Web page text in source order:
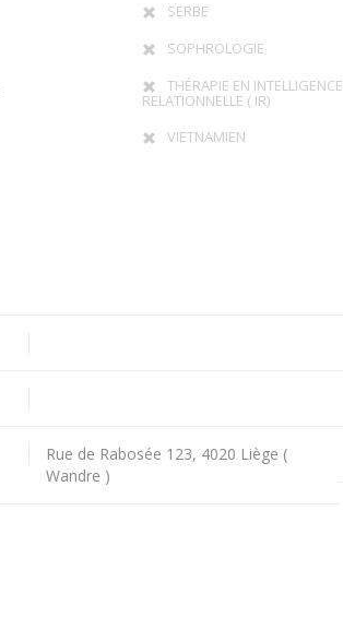
SERBE
SOPHROLOGIE
THÉRAPIE EN INTELLIGENCE
RELATIONNELLE ( IR)
VIETNAMIEN
Rue de Rabosée 123, 4020 Liège (
Wandre )